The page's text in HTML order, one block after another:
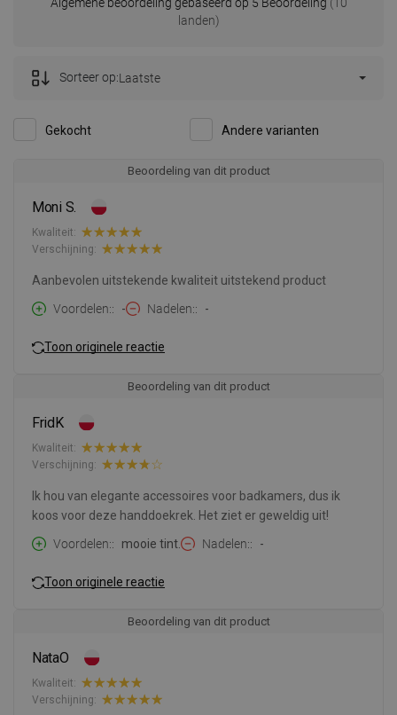
Algemene beoordeling gebaseerd op 5 Beoordeling (10
landen)
Gekocht Andere varianten
Sorteer op:Laatste
Beoordeling van dit product
Moni S.
Kwaliteit:
Verschijning:
Aanbevolen uitstekende kwaliteit uitstekend product
Voordelen:
- Nadelen: -
Toon originele reactie
Beoordeling van dit product
FridK
Kwaliteit:
Verschijning:
Ik hou van elegante accessoires voor badkamers, dus ik
koos voor deze handdoekrek. Het ziet er geweldig uit!
Voordelen:
mooie tint. Nadelen: -
Toon originele reactie
Beoordeling van dit product
NataO
Kwaliteit:
Verschijning: